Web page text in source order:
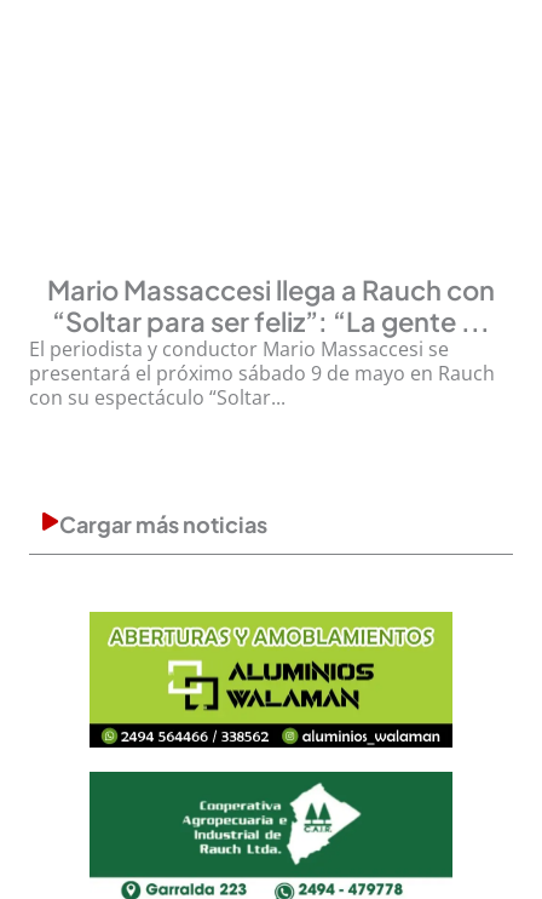
Mario Massaccesi llega a Rauch con
“Soltar para ser feliz”: “La gente ...
El periodista y conductor Mario Massaccesi se
presentará el próximo sábado 9 de mayo en Rauch
con su espectáculo “Soltar...
Cargar más noticias